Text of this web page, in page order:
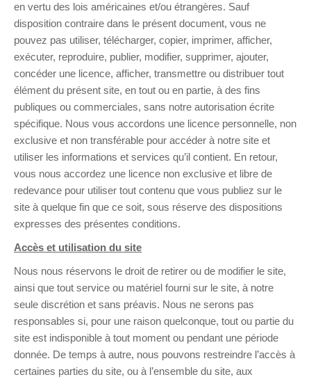
en vertu des lois américaines et/ou étrangères. Sauf
disposition contraire dans le présent document, vous ne
pouvez pas utiliser, télécharger, copier, imprimer, afficher,
exécuter, reproduire, publier, modifier, supprimer, ajouter,
concéder une licence, afficher, transmettre ou distribuer tout
élément du présent site, en tout ou en partie, à des fins
publiques ou commerciales, sans notre autorisation écrite
spécifique. Nous vous accordons une licence personnelle, non
exclusive et non transférable pour accéder à notre site et
utiliser les informations et services qu’il contient. En retour,
vous nous accordez une licence non exclusive et libre de
redevance pour utiliser tout contenu que vous publiez sur le
site à quelque fin que ce soit, sous réserve des dispositions
expresses des présentes conditions.
Accès et utilisation du site
Nous nous réservons le droit de retirer ou de modifier le site,
ainsi que tout service ou matériel fourni sur le site, à notre
seule discrétion et sans préavis. Nous ne serons pas
responsables si, pour une raison quelconque, tout ou partie du
site est indisponible à tout moment ou pendant une période
donnée. De temps à autre, nous pouvons restreindre l’accès à
certaines parties du site, ou à l’ensemble du site, aux